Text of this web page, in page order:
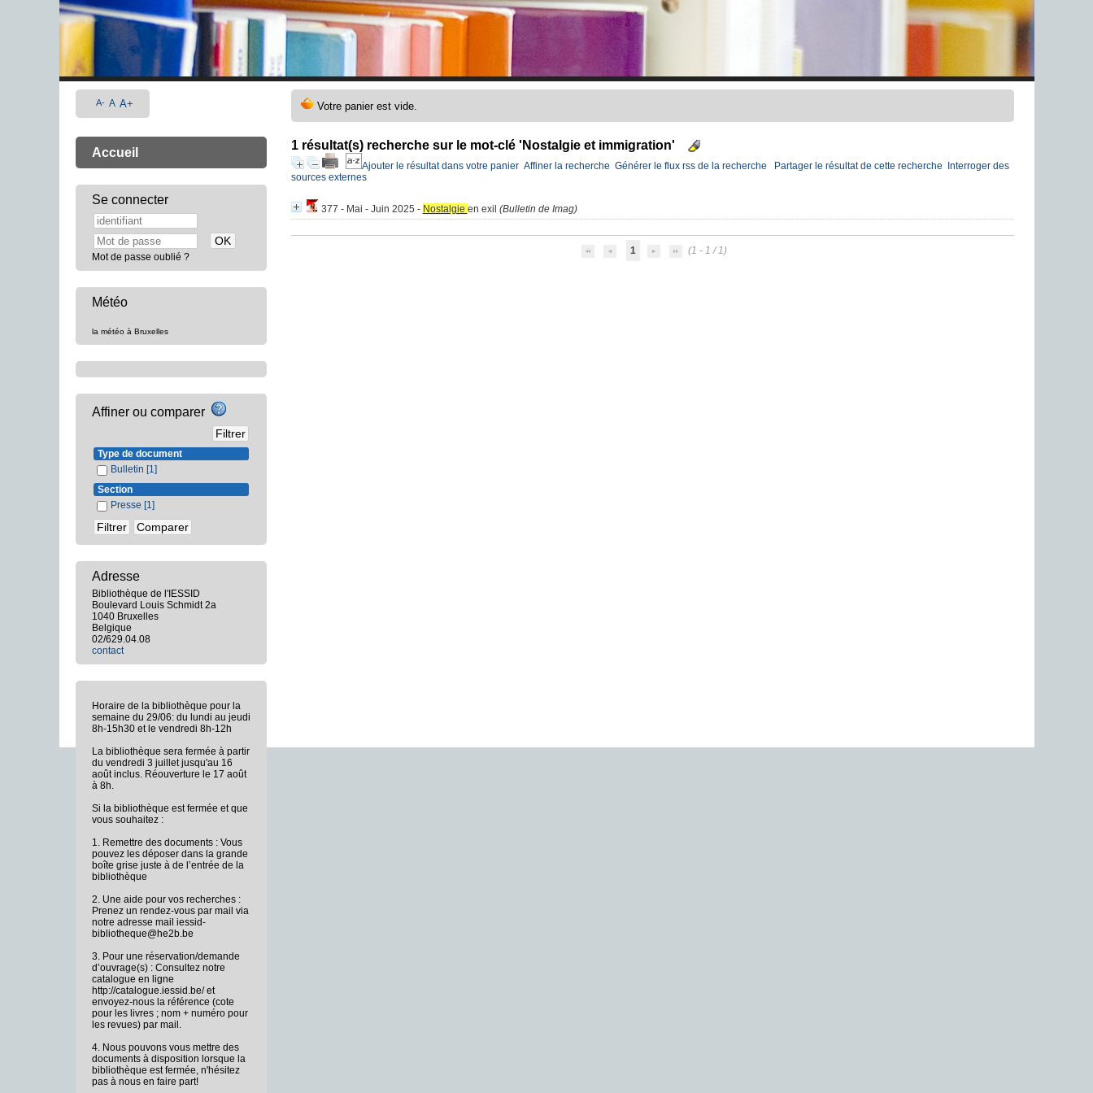
1 résultat(s) recherche sur le mot-clé 'Nostalgie et immigration'
Ajouter le résultat dans votre panier Affiner la recherche Générer le flux rss de la recherche Partager le résultat de cette recherche
Interroger des
sources externes
377 - Mai - Juin 2025 - Nostalgie en exil (Bulletin de Imag)
1 (1 - 1 / 1)
A- A A+
Accueil
Se connecter
Mot de passe oublié ?
Météo
la météo à Bruxelles
Affiner ou comparer
Type de document
Bulletin [1]
Section
Presse [1]
Adresse
Bibliothèque de l'IESSID
Boulevard Louis Schmidt 2a
1040 Bruxelles
Belgique
02/629.04.08
contact
Horaire de la bibliothèque pour la
semaine du 29/06: du lundi au jeudi
8h-15h30 et le vendredi 8h-12h
La bibliothèque sera fermée à partir
du vendredi 3 juillet jusqu'au 16
août inclus. Réouverture le 17 août
à 8h.
Si la bibliothèque est fermée et que
vous souhaitez :
1. Remettre des documents : Vous
pouvez les déposer dans la grande
boîte grise juste à de l’entrée de la
bibliothèque
2. Une aide pour vos recherches :
Prenez un rendez-vous par mail via
notre adresse mail iessid-
bibliotheque@he2b.be
3. Pour une réservation/demande
d’ouvrage(s) : Consultez notre
catalogue en ligne
http://catalogue.iessid.be/ et
envoyez-nous la référence (cote
pour les livres ; nom + numéro pour
les revues) par mail.
4. Nous pouvons vous mettre des
documents à disposition lorsque la
bibliothèque est fermée, n'hésitez
pas à nous en faire part!